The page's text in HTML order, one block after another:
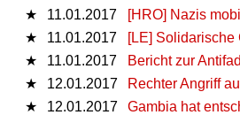
★
11.01.2017
[HRO] Nazis
★
11.01.2017
[LE] Solidarische
★
11.01.2017
Bericht zur
★
12.01.2017
Rechter Angriff
★
12.01.2017
Gambia hat